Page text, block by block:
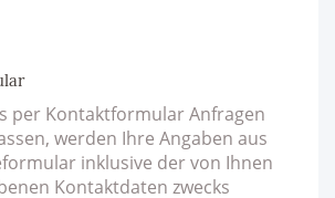
per Kontaktformular Anfragen
werden Ihre Angaben aus
inklusive der von Ihnen
Kontaktdaten zwecks